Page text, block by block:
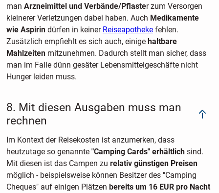
man Arzneimittel und Verbände/Pflaster zum Versorgen
kleinerer Verletzungen dabei haben. Auch Medikamente
wie Aspirindürfen in keiner Reiseapothekefehlen.
Zusätzlich empfiehlt es sich auch, einige haltbare
Mahlzeitenmitzunehmen. Dadurch stellt man sicher, dass
man im Falle dünn gesäter Lebensmittelgeschäfte nicht
Hunger leiden muss.
8. Mit diesen Ausgaben muss man
rechnen
Im Kontext der Reisekosten ist anzumerken, dass
heutzutage so genannte"Camping Cards" erhältlichsind.
Mit diesen ist das Campen zu relativ günstigen Preisen
möglich - beispielsweise können Besitzer des "Camping
Cheques" auf einigen Plätzen bereits um 16 EUR pro Nacht